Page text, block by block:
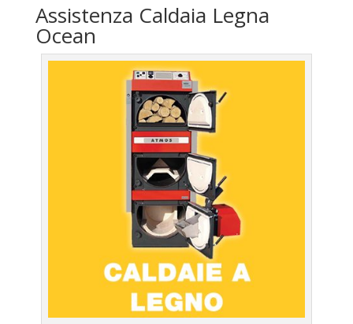
Assistenza Caldaia Legna
Ocean